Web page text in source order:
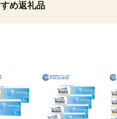
め返礼品